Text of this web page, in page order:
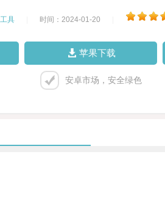
工具 时间：2024-01-20
苹果下载
安卓市场，安全绿色